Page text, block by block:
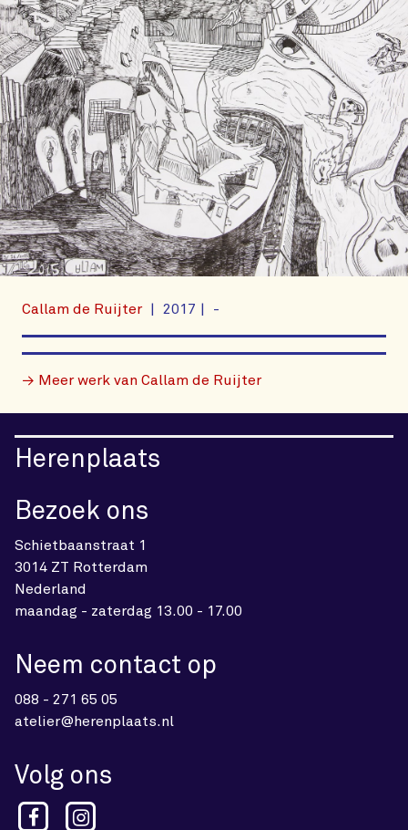
Callam de Ruijter 2017 -
→ Meer werk van Callam de Ruijter
Herenplaats
Bezoek ons
Schietbaanstraat 1
3014 ZT Rotterdam
Nederland
maandag - zaterdag 13.00 - 17.00
Neem contact op
088 - 271 65 05
atelier@herenplaats.nl
Volg ons